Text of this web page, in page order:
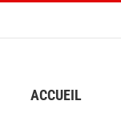
ACCUEIL